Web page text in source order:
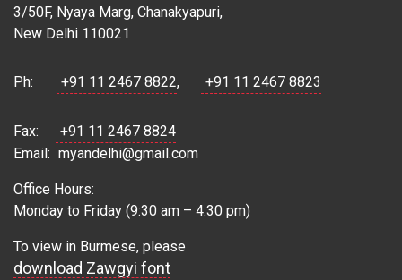
3/50F, Nyaya Marg, Chanakyapuri,
New Delhi 110021
Ph: +91 11 2467 8822, +91 11 2467 8823
Fax:
+91 11 2467 8824
Email: myandelhi@gmail.com
Office Hours:
Monday to Friday (9:30 am – 4:30 pm)
To view in Burmese, please
download Zawgyi font